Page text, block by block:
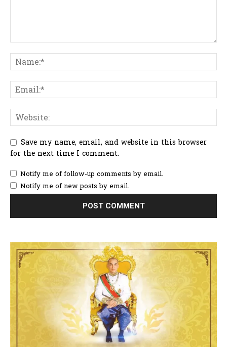
Save my name, email, and website in this browser
for the next time I comment.
Notify me of follow-up comments by email.
Notify me of new posts by email.